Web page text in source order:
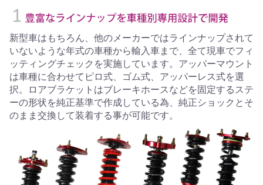
新型車はもちろん、他のメーカーではラインナップされて
いないような年式の車種から輸入車まで、全て現車でフィ
ッティングチェックを実施しています。アッパーマウント
は車種に合わせてピロ式、ゴム式、アッパーレス式を選
択。ロアブラケットはブレーキホースなどを固定するステ
ーの形状を純正基準で作成している為、純正ショックとそ
のまま交換して装着する事が可能です。